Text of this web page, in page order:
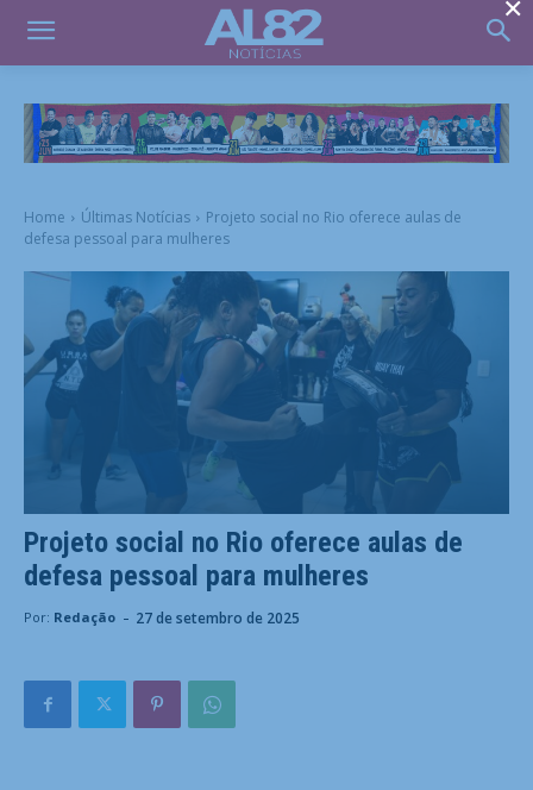
Home Últimas Notícias
Projeto social no Rio oferece aulas de
defesa pessoal para mulheres
Projeto social no Rio oferece aulas de
defesa pessoal para mulheres
Por: Redação - 27 de setembro de 2025